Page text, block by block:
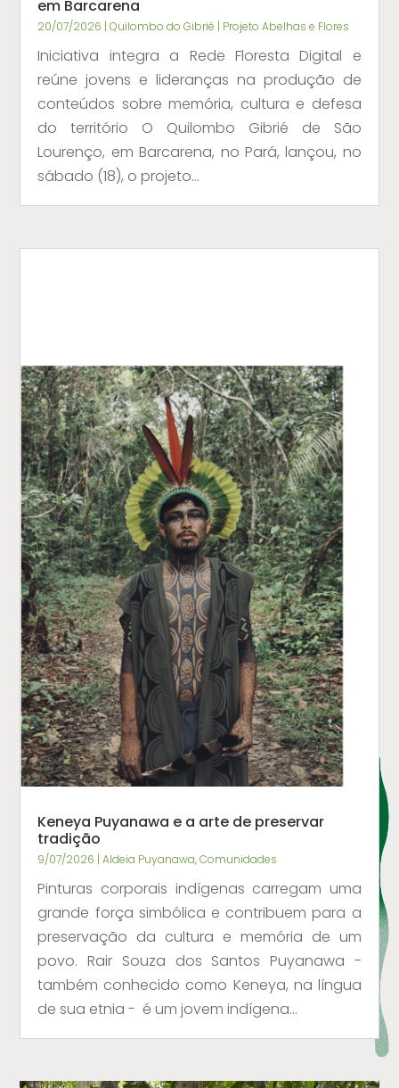
em Barcarena
20/07/2026 |Quilombo do Gibrié | Projeto Abelhas e Flores
Iniciativa integra a Rede Floresta Digital e
reúne jovens e lideranças na produção de
conteúdos sobre memória, cultura e defesa
do território O Quilombo Gibrié de São
Lourenço, em Barcarena, no Pará, lançou, no
sábado (18), o projeto...
Keneya Puyanawa e a arte de preservar
tradição
9/07/2026 |Aldeia Puyanawa,Comunidades
Pinturas corporais indígenas carregam uma
grande força simbólica e contribuem para a
preservação da cultura e memória de um
povo. Rair Souza dos Santos Puyanawa -
também conhecido como Keneya, na língua
de sua etnia - é um jovem indígena...